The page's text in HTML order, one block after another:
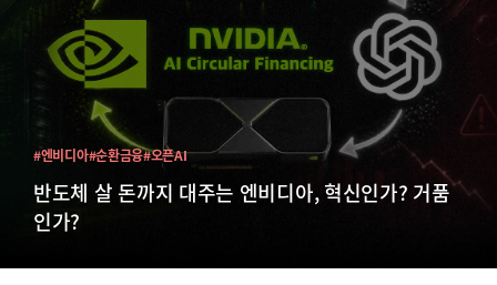
반도체 살 돈까지 대주는 엔비디아, 혁신인가? 거품
인가?
#엔비디아#순환금융#오픈AI